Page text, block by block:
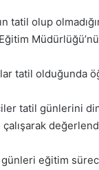
tatil olup
tatil olduğunda
tatil günlerini
eğitim